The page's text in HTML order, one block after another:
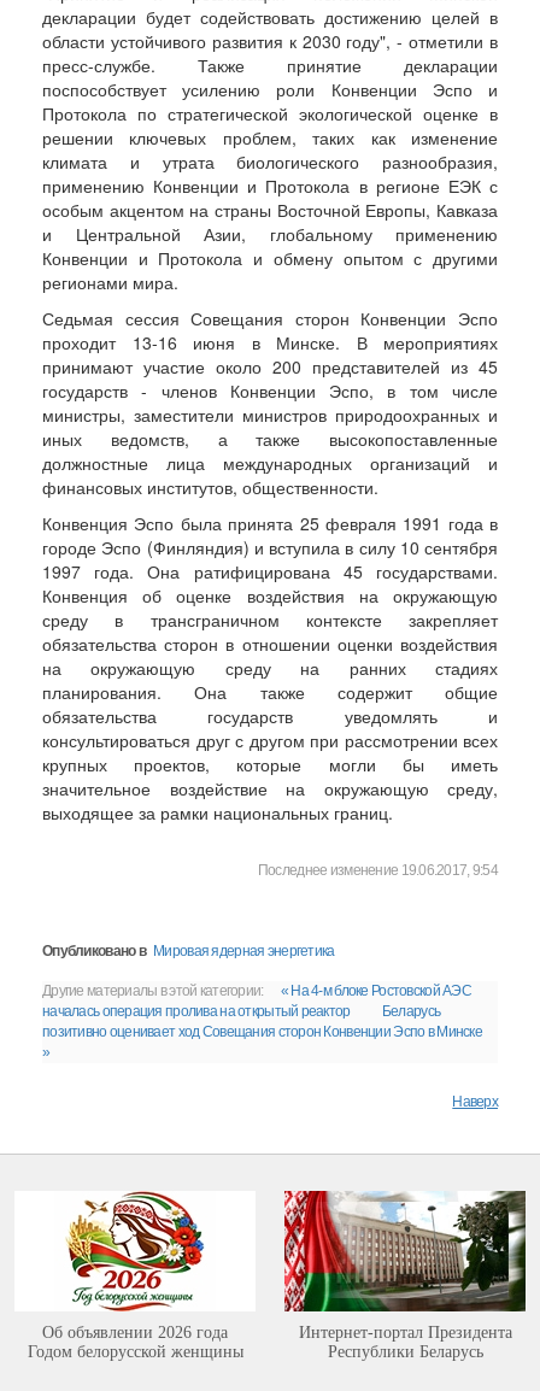
декларации будет содействовать достижению целей в
области устойчивого развития к 2030 году", - отметили в
пресс-службе. Также принятие декларации
поспособствует усилению роли Конвенции Эспо и
Протокола по стратегической экологической оценке в
решении ключевых проблем, таких как изменение
климата и утрата биологического разнообразия,
применению Конвенции и Протокола в регионе ЕЭК с
особым акцентом на страны Восточной Европы, Кавказа
и Центральной Азии, глобальному применению
Конвенции и Протокола и обмену опытом с другими
регионами мира.
Седьмая сессия Совещания сторон Конвенции Эспо
проходит 13-16 июня в Минске. В мероприятиях
принимают участие около 200 представителей из 45
государств - членов Конвенции Эспо, в том числе
министры, заместители министров природоохранных и
иных ведомств, а также высокопоставленные
должностные лица международных организаций и
финансовых институтов, общественности.
Конвенция Эспо была принята 25 февраля 1991 года в
городе Эспо (Финляндия) и вступила в силу 10 сентября
1997 года. Она ратифицирована 45 государствами.
Конвенция об оценке воздействия на окружающую
среду в трансграничном контексте закрепляет
обязательства сторон в отношении оценки воздействия
на окружающую среду на ранних стадиях
планирования. Она также содержит общие
обязательства государств уведомлять и
консультироваться друг с другом при рассмотрении всех
крупных проектов, которые могли бы иметь
значительное воздействие на окружающую среду,
выходящее за рамки национальных границ.
Последнее изменение 19.06.2017, 9:54
Опубликовано в Мировая ядерная энергетика
Другие материалы в этой категории:
« На 4-м блоке Ростовской АЭС
началась операция пролива на открытый реактор
Беларусь
позитивно оценивает ход Совещания сторон Конвенции Эспо в Минске
»
Наверх
Об объявлении 2026 года
Годом белорусской женщины
Интернет-портал Президента
Республики Беларусь